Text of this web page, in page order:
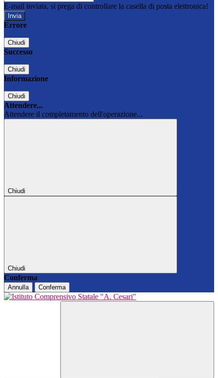
E-mail inviata, si prega di controllare la casella di posta elettronica!
Errore
Chiudi
Successo
Chiudi
Informazione
Chiudi
Attendere...
Attendere il completamento dell'operazione...
Chiudi
Chiudi
Conferma
Annulla Conferma